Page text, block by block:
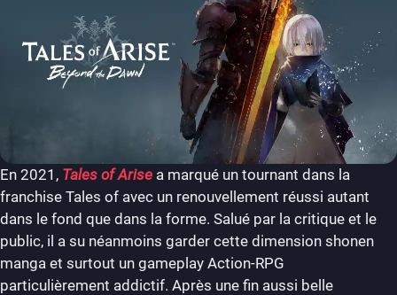
En 2021, Tales of Arise a marqué un tournant dans la
franchise Tales of avec un renouvellement réussi autant
dans le fond que dans la forme. Salué par la critique et le
public, il a su néanmoins garder cette dimension shonen
manga et surtout un gameplay Action-RPG
particulièrement addictif. Après une fin aussi belle